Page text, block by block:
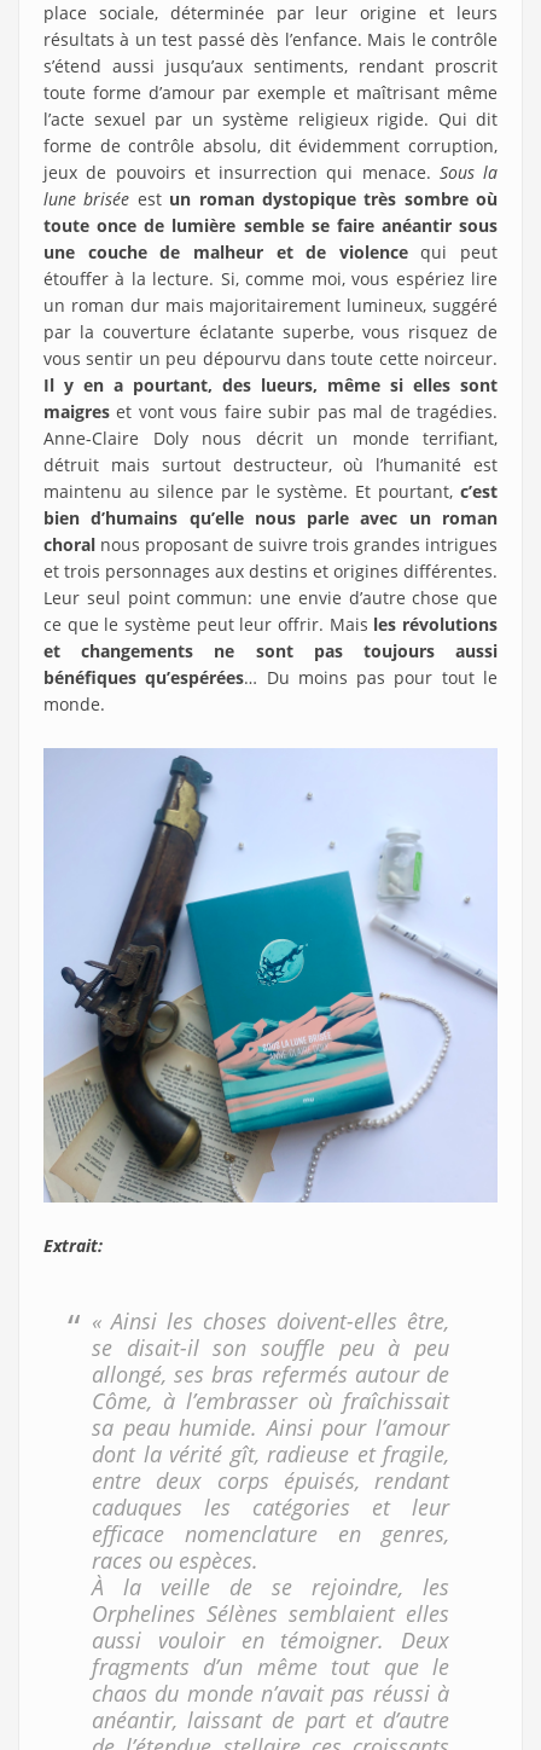
place sociale, déterminée par leur origine et leurs
résultats à un test passé dès l’enfance. Mais le contrôle
s’étend aussi jusqu’aux sentiments, rendant proscrit
toute forme d’amour par exemple et maîtrisant même
l’acte sexuel par un système religieux rigide. Qui dit
forme de contrôle absolu, dit évidemment corruption,
jeux de pouvoirs et insurrection qui menace. Sous la
lune brisée est un roman dystopique très sombre où
toute once de lumière semble se faire anéantir sous
une couche de malheur et de violencequi peut
étouffer à la lecture. Si, comme moi, vous espériez lire
un roman dur mais majoritairement lumineux, suggéré
par la couverture éclatante superbe, vous risquez de
vous sentir un peu dépourvu dans toute cette noirceur.
Il y en a pourtant, des lueurs, même si elles sont
maigres et vont vous faire subir pas mal de tragédies.
Anne-Claire Doly nous décrit un monde terrifiant,
détruit mais surtout destructeur, où l’humanité est
maintenu au silence par le système. Et pourtant, c’est
bien d’humains qu’elle nous parle avec un roman
choral nous proposant de suivre trois grandes intrigues
et trois personnages aux destins et origines différentes.
Leur seul point commun: une envie d’autre chose que
ce que le système peut leur offrir. Mais les révolutions
et changements ne sont pas toujours aussi
bénéfiques qu’espérées… Du moins pas pour tout le
monde.
Extrait:
« Ainsi les choses doivent-elles être,
se disait-il son souffle peu à peu
allongé, ses bras refermés autour de
Côme, à l’embrasser où fraîchissait
sa peau humide. Ainsi pour l’amour
dont la vérité gît, radieuse et fragile,
entre deux corps épuisés, rendant
caduques les catégories et leur
efficace nomenclature en genres,
races ou espèces.
À la veille de se rejoindre, les
Orphelines Sélènes semblaient elles
aussi vouloir en témoigner. Deux
fragments d’un même tout que le
chaos du monde n’avait pas réussi à
anéantir, laissant de part et d’autre